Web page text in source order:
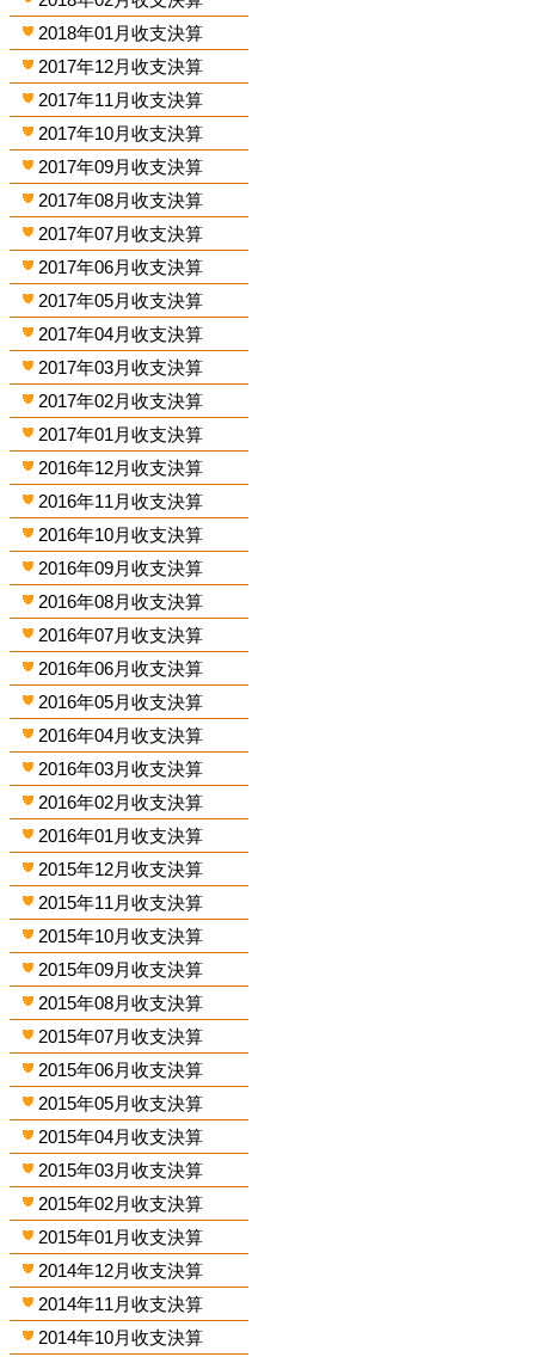
2018年01月收支決算
2017年12月收支決算
2017年11月收支決算
2017年10月收支決算
2017年09月收支決算
2017年08月收支決算
2017年07月收支決算
2017年06月收支決算
2017年05月收支決算
2017年04月收支決算
2017年03月收支決算
2017年02月收支決算
2017年01月收支決算
2016年12月收支決算
2016年11月收支決算
2016年10月收支決算
2016年09月收支決算
2016年08月收支決算
2016年07月收支決算
2016年06月收支決算
2016年05月收支決算
2016年04月收支決算
2016年03月收支決算
2016年02月收支決算
2016年01月收支決算
2015年12月收支決算
2015年11月收支決算
2015年10月收支決算
2015年09月收支決算
2015年08月收支決算
2015年07月收支決算
2015年06月收支決算
2015年05月收支決算
2015年04月收支決算
2015年03月收支決算
2015年02月收支決算
2015年01月收支決算
2014年12月收支決算
2014年11月收支決算
2014年10月收支決算